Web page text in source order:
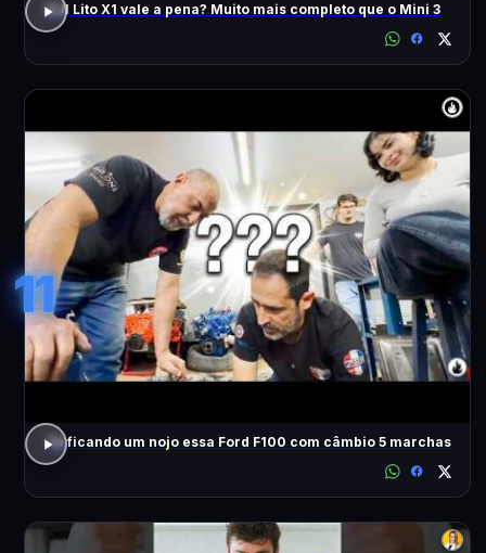
DJI Lito X1 vale a pena? Muito mais completo que o Mini 3
11
Tá ficando um nojo essa Ford F100 com câmbio 5 marchas